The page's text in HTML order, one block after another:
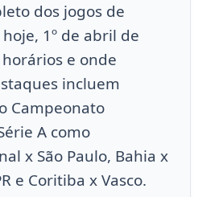
dos jogos de
1º de abril de
e onde
incluem
Campeonato
A como
x São Paulo, Bahia x
e Coritiba x Vasco.